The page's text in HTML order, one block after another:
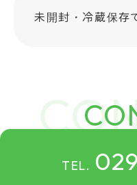
未開封・冷蔵保存
TEL.